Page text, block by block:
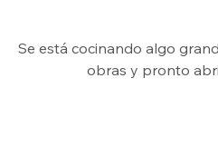
Se está cocinando algo
obras y pronto